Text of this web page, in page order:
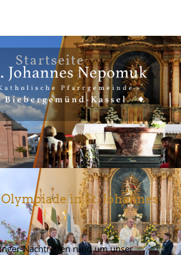
Startseite
in St. Johannes
Nachtreffen rund um unser